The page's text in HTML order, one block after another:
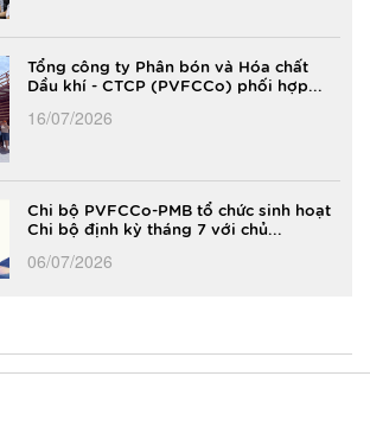
Tổng công ty Phân bón và Hóa chất
Dầu khí - CTCP (PVFCCo) phối hợp...
16/07/2026
Chi bộ PVFCCo-PMB tổ chức sinh hoạt
Chi bộ định kỳ tháng 7 với chủ...
06/07/2026